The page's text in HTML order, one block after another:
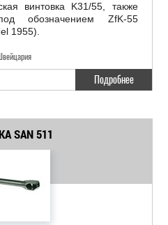
винтовка K31/55, также
обозначением ZfK-55
1955).
Подробнее
SAN 511